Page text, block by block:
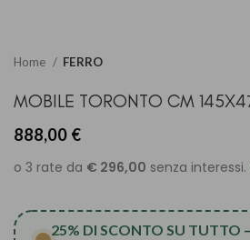
Home FERRO
MOBILE TORONTO CM
888,00 €
25% DI SCONTO SU TUTTO